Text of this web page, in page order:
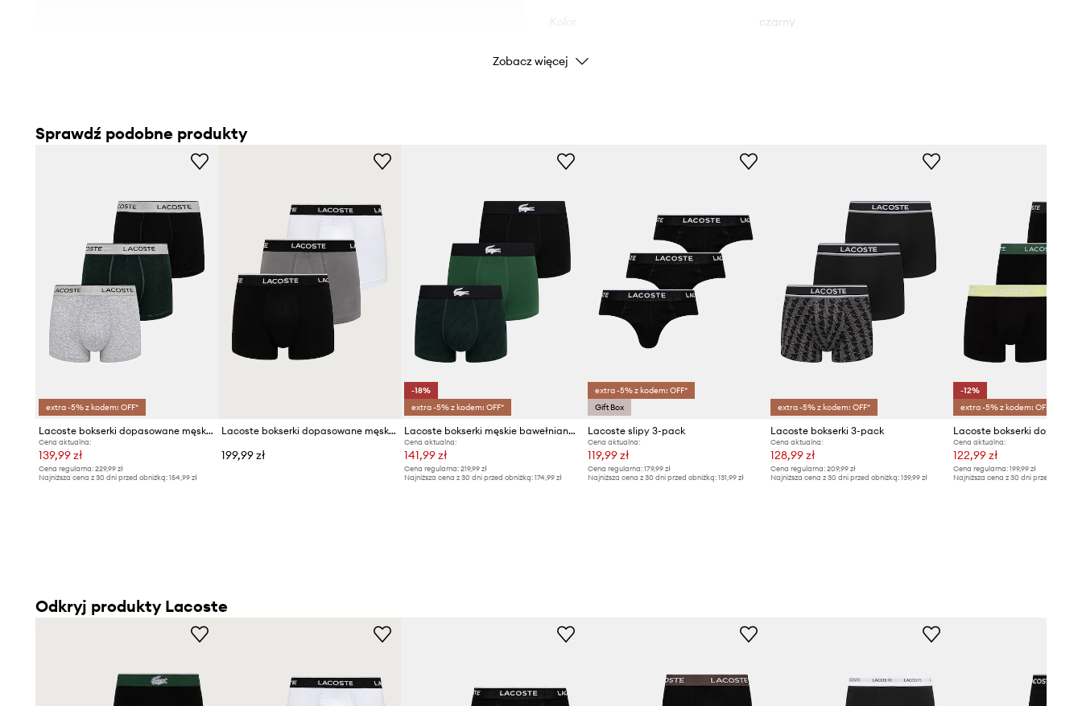
czarny
Marka
ID Produktu
Zobacz więcej
Sprawdź podobne produkty
extra -5% z kodem: OFF*
Lacoste bokserki dopasowane męskie z bawełną 3-pack
Cena aktualna:
139,99 zł
Cena regularna: 229,99 zł
Najniższa cena z 30 dni przed obniżką: 154,99 zł
Lacoste bokserki dopasowane męskie bawełniane z elastanem 3-pack
199,99 zł
-18%
extra -5% z kodem: OFF*
Lacoste bokserki męskie bawełniane z elastanem 3-pack
Cena aktualna:
141,99 zł
Cena regularna: 219,99 zł
Najniższa cena z 30 dni przed obniżką: 174,99 zł
extra -5% z kodem: OFF*
Gift Box
Lacoste slipy 3-pack
Cena aktualna:
119,99 zł
Cena regularna: 179,99 zł
Najniższa cena z 30 dni przed obniżką: 131,99 zł
extra -5% z kodem: OFF*
Lacoste bokserki 3-pack
Cena aktualna:
128,99 zł
Cena regularna:209,99 zł
Najniższa cena z 30 dni przed obniżką:139,99 zł
-12%
extra -5% z kodem: OFF*
Cena aktualna:
122,99 zł
Cena regularna: 199,99 zł
Najniższa cena z 30 dni przed obniżką:
Odkryj produkty Lacoste